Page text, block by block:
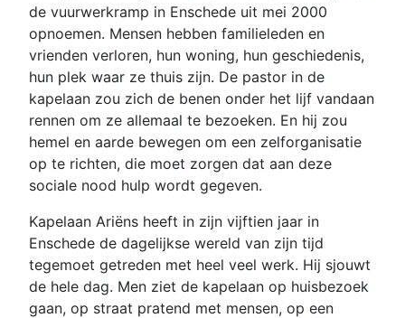
de vuurwerkramp in Enschede uit mei 2000
opnoemen. Mensen hebben familieleden en
vrienden verloren, hun woning, hun geschiedenis,
hun plek waar ze thuis zijn. De pastor in de
kapelaan zou zich de benen onder het lijf vandaan
rennen om ze allemaal te bezoeken. En hij zou
hemel en aarde bewegen om een zelforganisatie
op te richten, die moet zorgen dat aan deze
sociale nood hulp wordt gegeven.
Kapelaan Ariëns heeft in zijn vijftien jaar in
Enschede de dagelijkse wereld van zijn tijd
tegemoet getreden met heel veel werk. Hij sjouwt
de hele dag. Men ziet de kapelaan op huisbezoek
gaan, op straat pratend met mensen, op een